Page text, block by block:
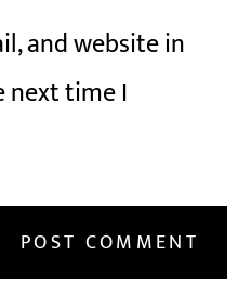
and website in
next time I